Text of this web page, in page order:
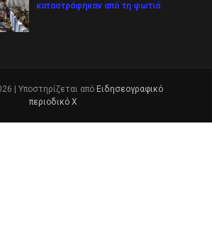
καταστράφηκαν από τη φωτιά
| Υποστηρίζεται από Ειδησεογραφικό
περιοδικό Χ